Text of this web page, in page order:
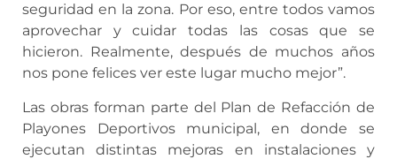
seguridad en la zona. Por eso, entre todos vamos
aprovechar y cuidar todas las cosas que se
hicieron. Realmente, después de muchos años
nos pone felices ver este lugar mucho mejor”.
Las obras forman parte del Plan de Refacción de
Playones Deportivos municipal, en donde se
ejecutan distintas mejoras en instalaciones y